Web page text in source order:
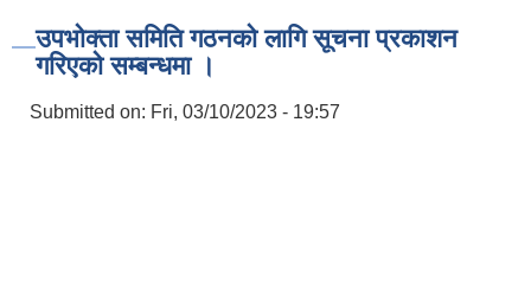
उपभोक्ता समिति गठनको लागि सूचना प्रकाशन
गरिएको सम्बन्धमा ।
Submitted on: Fri, 03/10/2023 - 19:57